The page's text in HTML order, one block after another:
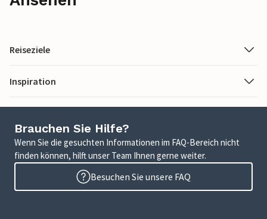
Reiseziele
Inspiration
Brauchen Sie Hilfe?
Wenn Sie die gesuchten Informationen im FAQ-Bereich nicht
finden können, hilft unser Team Ihnen gerne weiter.
Besuchen Sie unsere FAQ